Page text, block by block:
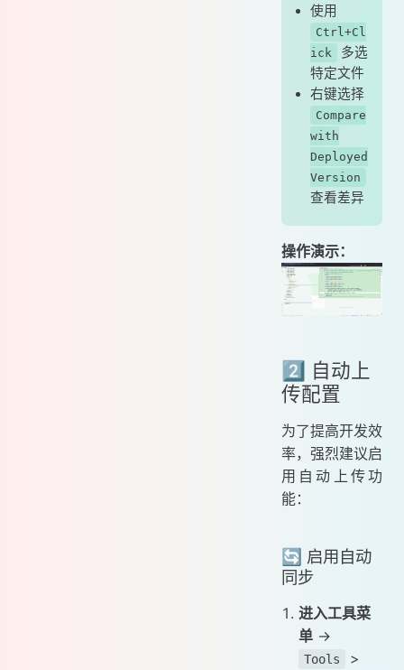
使用
Ctrl+Cl
ick
多选
特定文件
右键选择
Compare
with
Deployed
Version
查看差异
操作演示：
2️⃣ 自动上
传配置
为了提高开发效
率，强烈建议启
用自动上传功
能：
🔄 启用自动
同步
进入工具菜
单 →
Tools >